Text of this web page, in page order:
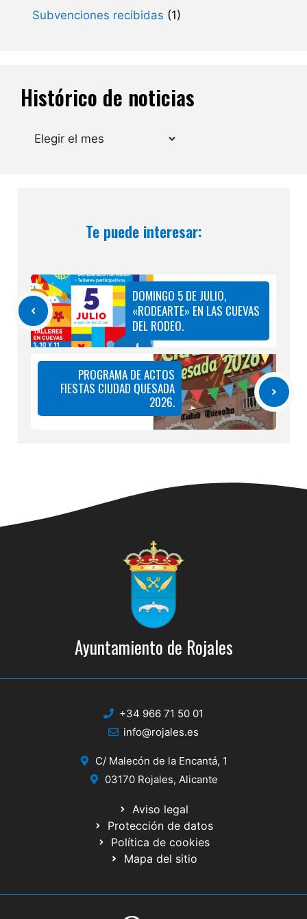
Subvenciones recibidas (1)
Histórico de noticias
Archivos
Te puede interesar:
DOMINGO 5 DE JULIO,
«RODEARTE» EN LAS CUEVAS
DEL RODEO.
PROGRAMA DE ACTOS
FIESTAS CIUDAD QUESADA
2026.
Ayuntamiento de Rojales
+34 966 71 50 01
info@rojales.es
C/ Malecón de la Encantá, 1
03170 Rojales, Alicante
Aviso legal
Protección de datos
Política de cookies
Mapa del sitio